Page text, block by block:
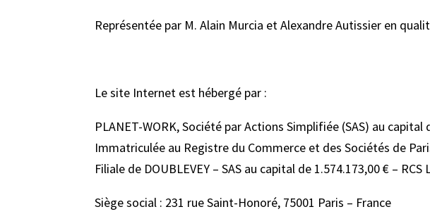
Représentée par M. Alain Murcia et Alexandre Autissier en
Le site Internet est hébergé par :
PLANET-WORK, Société par Actions Simplifiée (SAS) au capital
Immatriculée au Registre du Commerce et des Sociétés de
Filiale de DOUBLEVEY – SAS au capital de 1.574.173,00 € – RCS
Siège social : 231 rue Saint-Honoré, 75001 Paris – France